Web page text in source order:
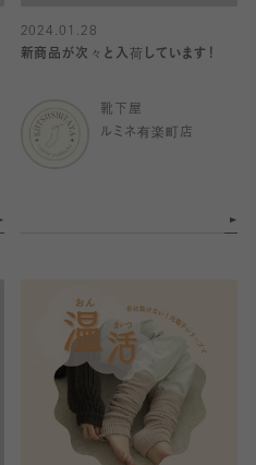
2024.01.28
新商品が次々と入荷しています！
靴下屋
ルミネ有楽町店